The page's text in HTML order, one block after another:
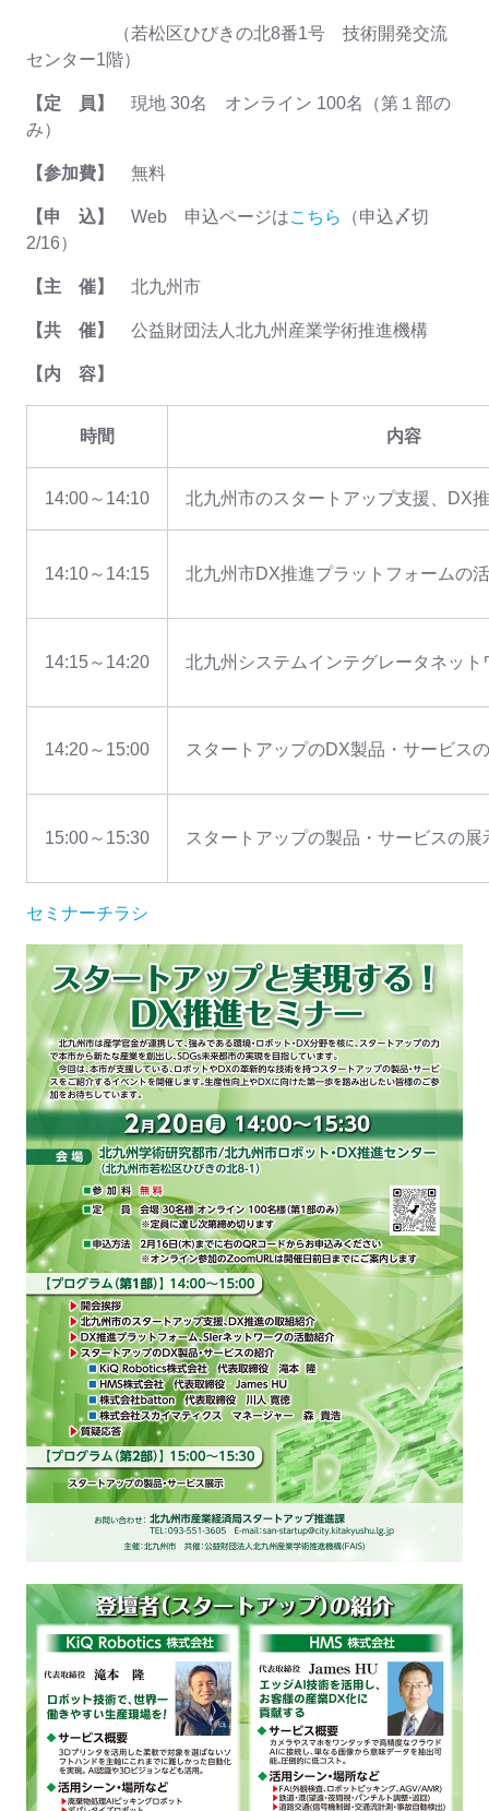
（若松区ひびきの北8番1号 技術開発交流
センター1階）
【定 員】
現地 30名 オンライン 100名（第１部の
み）
【参加費】 無料
【申 込】 Web 申込ページはこちら
（申込〆切
2/16）
【主 催】 北九州市
【共 催】 公益財団法人北九州産業学術推進機構
【内 容】
時間 内容
14:00～14:10 北九州市のスタートアップ支援、DX
14:10～14:15 北九州市DX推進プラットフォームの
14:15～14:20 北九州システムインテグレータネット
14:20～15:00 スタートアップのDX製品・サービス
15:00～15:30 スタートアップの製品・サービスの展
セミナーチラシ